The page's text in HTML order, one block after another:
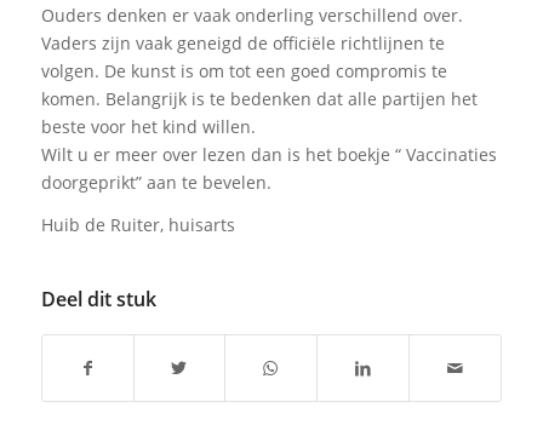
Ouders denken er vaak onderling verschillend over.
Vaders zijn vaak geneigd de officiële richtlijnen te
volgen. De kunst is om tot een goed compromis te
komen. Belangrijk is te bedenken dat alle partijen het
beste voor het kind willen.
Wilt u er meer over lezen dan is het boekje “ Vaccinaties
doorgeprikt” aan te bevelen.
Huib de Ruiter, huisarts
Deel dit stuk